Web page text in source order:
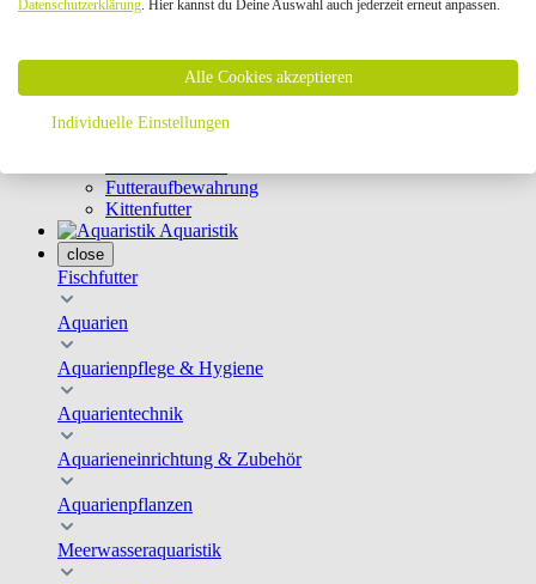
Geschirre & Leinen
Schutznetze
Kippfensterschutz
Katzenkameras
Futternäpfe
Futteraufbewahrung
Kittenfutter
Aquaristik
close
Fischfutter
Aquarien
Aquarienpflege & Hygiene
Aquarientechnik
Aquarieneinrichtung & Zubehör
Aquarienpflanzen
Meerwasseraquaristik
Datenschutzerklärung. Hier kannst du Deine Auswahl auch jederzeit erneut anpassen.
Alle Cookies akzeptieren
Individuelle Einstellungen